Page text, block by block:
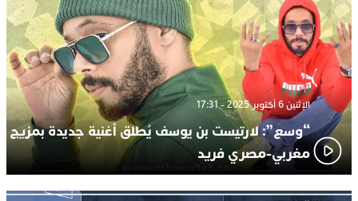
الإثنين 6 أكتوبر 2025 - 17:31
“وسع”: لارتيست بن يوسف يُطلق أغنية جديدة بمزيج
مغربي-مصري فريد